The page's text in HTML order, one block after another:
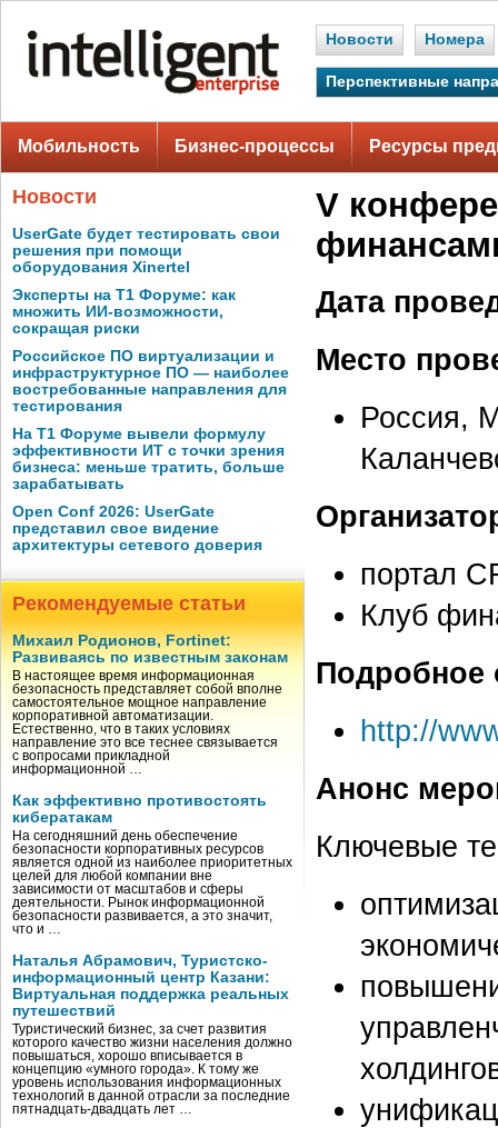
Новости Номера
Перспективные
Мобильность Бизнес-процессы Ресурсы
Новости
UserGate будет тестировать свои
решения при помощи
оборудования Xinertel
Эксперты на Т1 Форуме: как
множить ИИ-возможности,
сокращая риски
Российское ПО виртуализации и
инфраструктурное ПО — наиболее
востребованные направления для
тестирования
На Т1 Форуме вывели формулу
эффективности ИТ с точки зрения
бизнеса: меньше тратить, больше
зарабатывать
Open Conf 2026: UserGate
представил свое видение
архитектуры сетевого доверия
Рекомендуемые статьи
Михаил Родионов, Fortinet:
Развиваясь по известным законам
В настоящее время информационная
безопасность представляет собой вполне
самостоятельное мощное направление
корпоративной автоматизации.
Естественно, что в таких условиях
направление это все теснее связывается
с вопросами прикладной
информационной …
Как эффективно противостоять
кибератакам
На сегодняшний день обеспечение
безопасности корпоративных ресурсов
является одной из наиболее приоритетных
целей для любой компании вне
зависимости от масштабов и сферы
деятельности. Рынок информационной
безопасности развивается, а это значит,
что и …
Наталья Абрамович, Туристско-
информационный центр Казани:
Виртуальная поддержка реальных
путешествий
Туристический бизнес, за счет развития
которого качество жизни населения должно
повышаться, хорошо вписывается в
концепцию «умного города». К тому же
уровень использования информационных
технологий в данной отрасли за последние
пятнадцать-двадцать лет …
V
Дата
Место
Россия,
портал
Клуб
Подробное
http://
Анонс
Ключевые